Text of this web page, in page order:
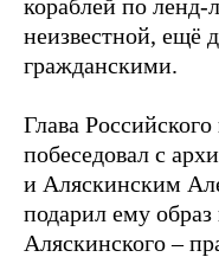
кораблей по ленд-
неизвестной, ещё
гражданскими.
Глава
побеседовал с
и Аляскинским
подарил ему
Аляскинского –